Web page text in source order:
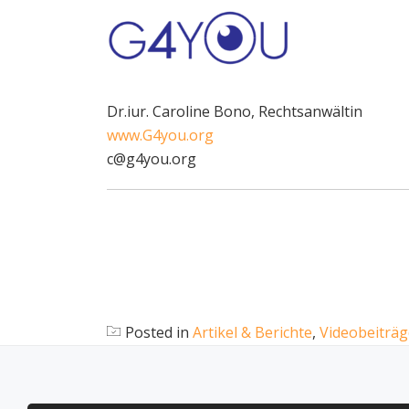
Dr.iur. Caroline Bono, Rechtsanwältin
www.G4you.org
c@g4you.org
Posted in Artikel & Berichte,